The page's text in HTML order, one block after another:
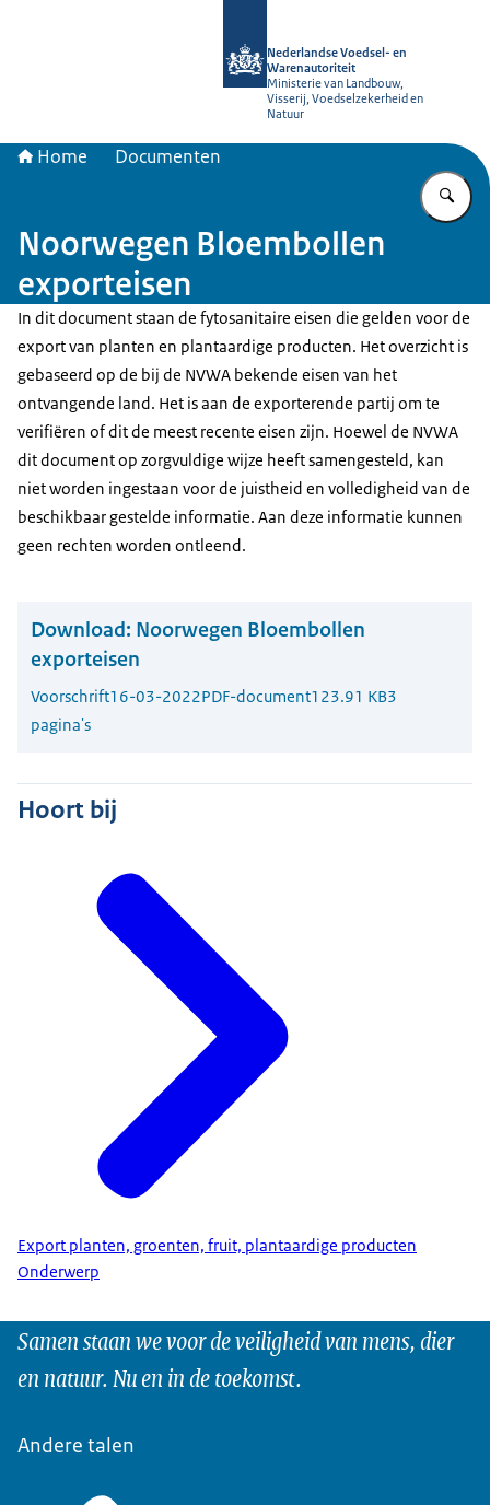
Nederlandse Voedsel- en
Warenautoriteit
Ministerie van Landbouw,
Visserij, Voedselzekerheid en
Natuur
Home Documenten
Noorwegen Bloembollen
exporteisen
In dit document staan de fytosanitaire eisen die gelden voor de
export van planten en plantaardige producten. Het overzicht is
gebaseerd op de bij de NVWA bekende eisen van het
ontvangende land. Het is aan de exporterende partij om te
verifiëren of dit de meest recente eisen zijn. Hoewel de NVWA
dit document op zorgvuldige wijze heeft samengesteld, kan
niet worden ingestaan voor de juistheid en volledigheid van de
beschikbaar gestelde informatie. Aan deze informatie kunnen
geen rechten worden ontleend.
Download: Noorwegen Bloembollen
exporteisen
Voorschrift16-03-2022PDF-document123.91 KB3
pagina's
Hoort bij
Export planten, groenten, fruit, plantaardige producten
Onderwerp
Samen staan we voor de veiligheid van mens, dier
en natuur. Nu en in de toekomst.
Andere talen